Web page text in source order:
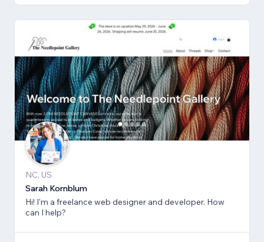
NC, US
Sarah Kornblum
Hi! I'm a freelance web designer and developer. How
can I help?